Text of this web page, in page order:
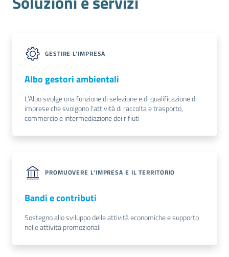
l'Impresa
Consumatore
L'Impresa
Digitale
GESTIRE L'IMPRESA
Albo gestori ambientali
L'Albo svolge una funzione di selezione e di qualificazione di
imprese che svolgono l'attività di raccolta e trasporto,
commercio e intermediazione dei rifiuti
PROMUOVERE L'IMPRESA E IL TERRITORIO
Bandi e contributi
Sostegno allo sviluppo delle attività economiche e supporto
nelle attività promozionali